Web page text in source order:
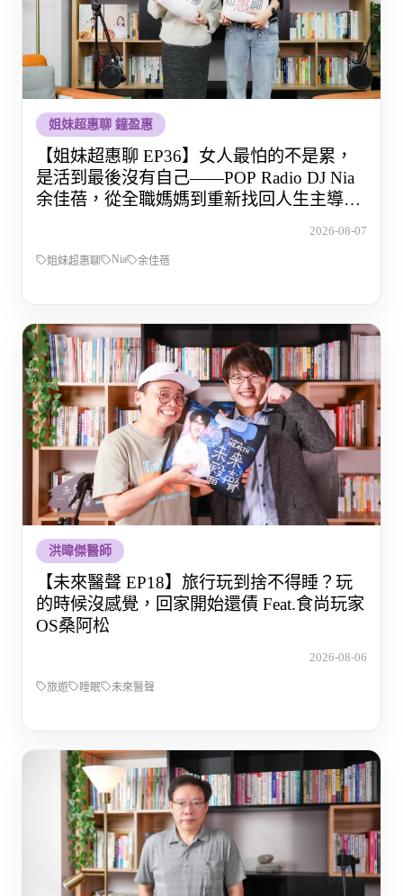
姐妹超惠聊 鐘盈惠
【姐妹超惠聊 EP36】女人最怕的不是累，
是活到最後沒有自己——POP Radio DJ Nia
余佳蓓，從全職媽媽到重新找回人生主導權
2026-08-07
姐妹超惠聊 Nia 余佳蓓
洪暐傑醫師
【未來醫聲 EP18】旅行玩到捨不得睡？玩
的時候沒感覺，回家開始還債 Feat.食尚玩家
OS桑阿松
2026-08-06
旅遊 睡眠 未來醫聲